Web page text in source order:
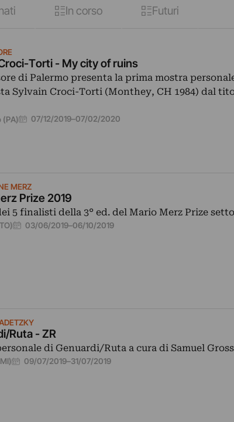
In corso Futuri
Torti - My city of ruins
di Palermo presenta la prima mostra
Sylvain Croci-Torti (Monthey, CH 1984) dal
(PA) 07/12/2019–07/02/2020
MERZ
Prize 2019
5 finalisti della 3° ed. del Mario Merz Prize
03/06/2019–06/10/2019
Ruta - ZR
di Genuardi/Ruta a cura di Samuel
09/07/2019–31/07/2019